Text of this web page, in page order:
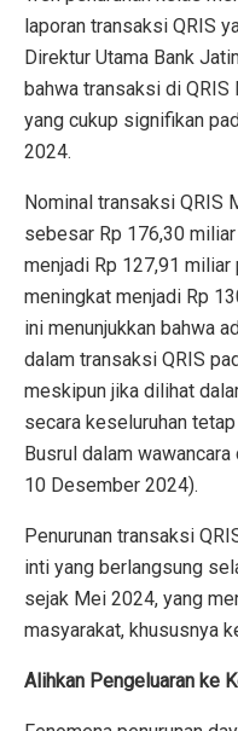
laporan transaksi QRIS
Direktur Utama Bank
bahwa transaksi di QRIS
yang cukup signifikan
2024.
Nominal transaksi QRIS
sebesar Rp 176,30
menjadi Rp 127,91
meningkat menjadi Rp
ini menunjukkan bahwa
dalam transaksi QRIS
meskipun jika dilihat
secara keseluruhan
Busrul dalam
10 Desember 2024).
Penurunan transaksi
inti yang berlangsung
sejak Mei 2024, yang
masyarakat, khususnya
Alihkan Pengeluaran ke